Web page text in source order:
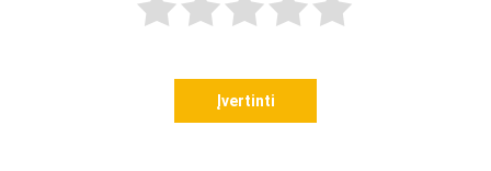
Įvertinti